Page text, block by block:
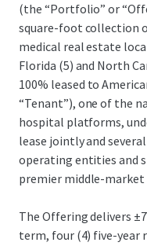
(the “Portfolio” or
square-foot collection
medical real estate
Florida (5) and North
100% leased to
“Tenant”), one of the
hospital platforms,
lease jointly and
operating entities and
premier middle-
The Offering delivers
term, four (4) five-year